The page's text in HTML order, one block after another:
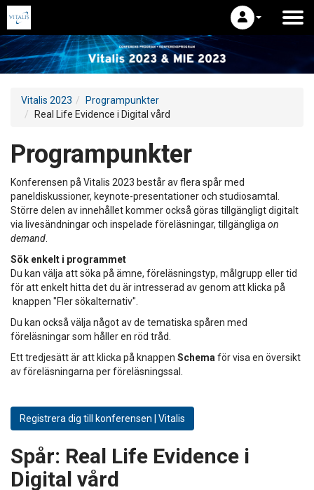
Vitalis 2023
Programpunkter
Real Life Evidence i Digital vård
Programpunkter
Konferensen på Vitalis 2023 består av flera spår med
paneldiskussioner, keynote-presentationer och studiosamtal.
Större delen av innehållet kommer också göras tillgängligt digitalt
via livesändningar och inspelade föreläsningar, tillgängliga on
demand
Sök enkelt i programmet
Du kan välja att söka på ämne, föreläsningstyp, målgrupp eller tid
för att enkelt hitta det du är intresserad av genom att klicka på
knappen "Fler sökalternativ".
Du kan också välja något av de tematiska spåren med
föreläsningar som håller en röd tråd.
Ett tredjesätt är att klicka på knappen Schema för visa en översikt
av föreläsningarna per föreläsningssal.
Registrera dig till konferensen | Vitalis
Spår: Real Life Evidence i
Digital vård